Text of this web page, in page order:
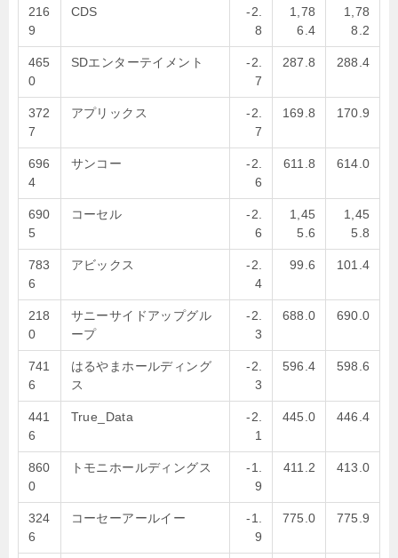
216
9
CDS
-2.
8
1,78
6.4
1,78
8.2
465
0
SDエンターテイメント
-2.
7
287.8 288.4
372
7
アプリックス
-2.
7
169.8 170.9
696
4
サンコー
-2.
6
611.8 614.0
690
5
コーセル
-2.
6
1,45
5.6
1,45
5.8
783
6
アビックス
-2.
4
99.6 101.4
218
0
サニーサイドアップグル
ープ
-2.
3
688.0 690.0
741
6
はるやまホールディング
ス
-2.
3
596.4 598.6
441
6
True_Data
-2.
1
445.0 446.4
860
0
トモニホールディングス
-1.
9
411.2 413.0
324
6
コーセーアールイー
-1.
9
775.0 775.9